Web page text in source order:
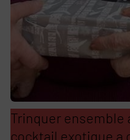
Trinquer ensemble
cocktail exotique a